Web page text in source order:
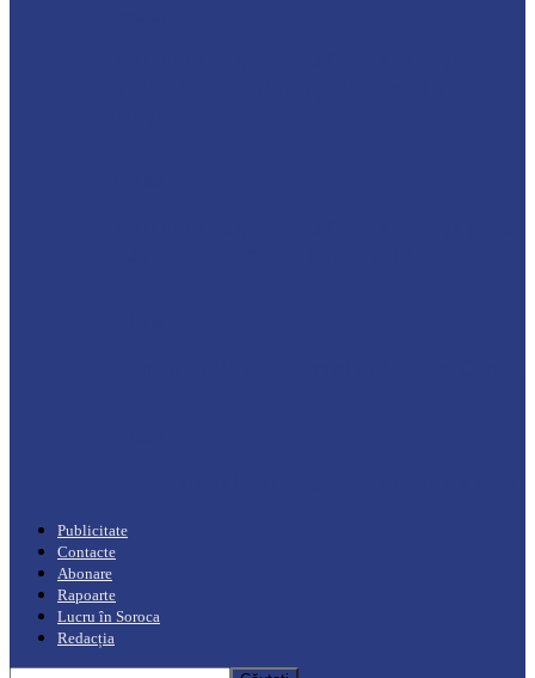
Publicitate
Contacte
Abonare
Rapoarte
Lucru în Soroca
Redacția